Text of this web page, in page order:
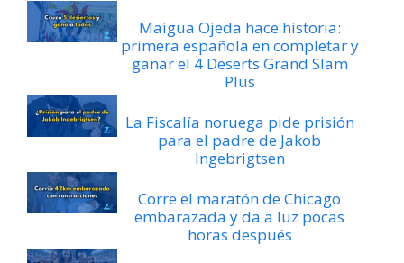
Maigua Ojeda hace historia:
primera española en completar y
ganar el 4 Deserts Grand Slam
Plus
La Fiscalía noruega pide prisión
para el padre de Jakob
Ingebrigtsen
Corre el maratón de Chicago
embarazada y da a luz pocas
horas después